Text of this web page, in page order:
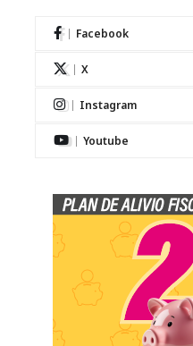
Facebook
X
Instagram
Youtube